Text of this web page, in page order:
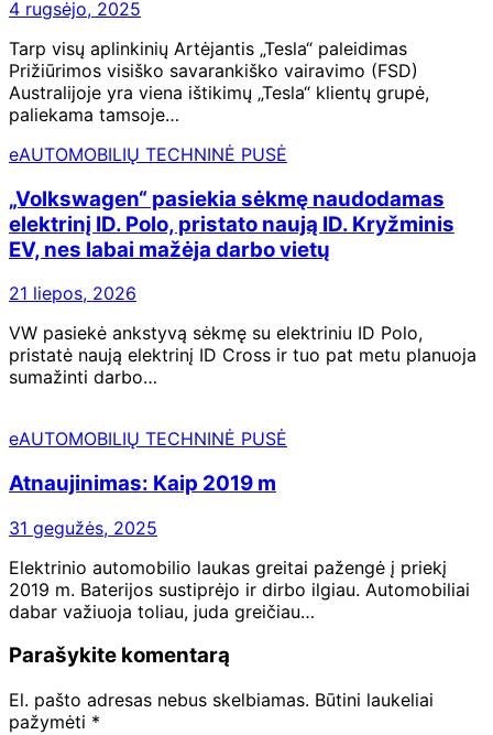
4 rugsėjo, 2025
Tarp visų aplinkinių Artėjantis „Tesla“ paleidimas
Prižiūrimos visiško savarankiško vairavimo (FSD)
Australijoje yra viena ištikimų „Tesla“ klientų grupė,
paliekama tamsoje…
eAUTOMOBILIŲ TECHNINĖ PUSĖ
„Volkswagen“ pasiekia sėkmę naudodamas
elektrinį ID. Polo, pristato naują ID. Kryžminis
EV, nes labai mažėja darbo vietų
21 liepos, 2026
VW pasiekė ankstyvą sėkmę su elektriniu ID Polo,
pristatė naują elektrinį ID Cross ir tuo pat metu planuoja
sumažinti darbo…
eAUTOMOBILIŲ TECHNINĖ PUSĖ
Atnaujinimas: Kaip 2019 m
31 gegužės, 2025
Elektrinio automobilio laukas greitai pažengė į priekį
2019 m. Baterijos sustiprėjo ir dirbo ilgiau. Automobiliai
dabar važiuoja toliau, juda greičiau…
Parašykite komentarą
El. pašto adresas nebus skelbiamas. Būtini laukeliai
pažymėti *